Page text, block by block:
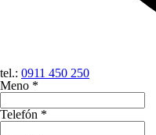
tel.: 0911 450 250
Meno *
Telefón *